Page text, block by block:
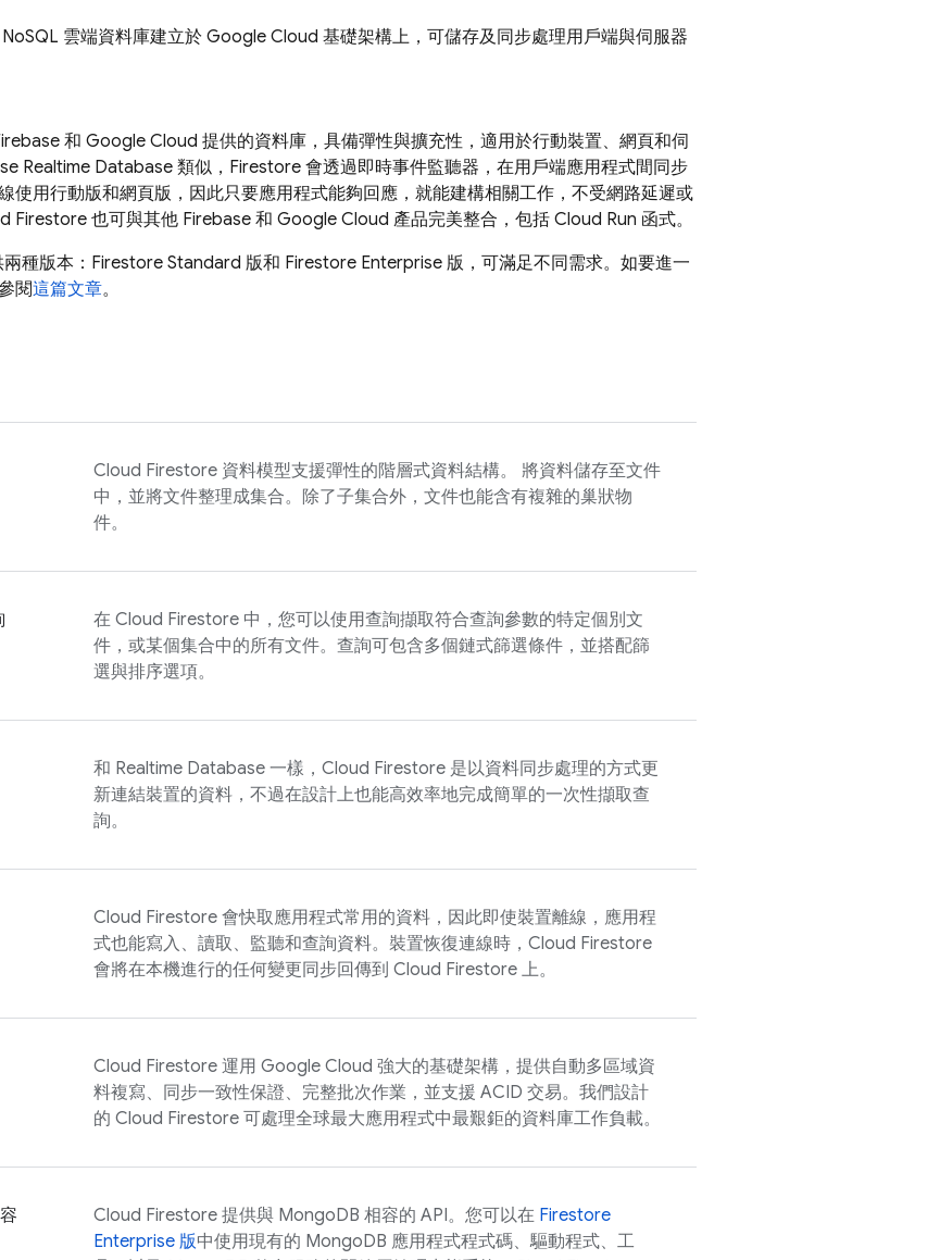
雲端資料庫建立於Google Cloud 基礎架構上，可儲存及同步處理用戶端與伺服器
和 Google Cloud 提供的資料庫，具備彈性與擴充性，適用於行動裝置、網頁和伺
Realtime Database 類似，Firestore 會透過即時事件監聽器，在用戶端應用程式間同步
使用行動版和網頁版，因此只要應用程式能夠回應，就能建構相關工作，不受網路延遲或
Firestore 也可與其他 Firebase 和 Google Cloud 產品完美整合，包括 Cloud Run 函式。
兩種版本：Firestore Standard 版和 Firestore Enterprise 版，可滿足不同需求。如要進一
閱這篇文章。
Cloud Firestore 資料模型支援彈性的階層式資料結構。 將資料儲存至文件
中，並將文件整理成集合。除了子集合外，文件也能含有複雜的巢狀物
件。
在 Cloud Firestore 中，您可以使用查詢擷取符合查詢參數的特定個別文
件，或某個集合中的所有文件。查詢可包含多個鏈式篩選條件，並搭配篩
選與排序選項。
和 Realtime Database 一樣， Cloud Firestore 是以資料同步處理的方式更
新連結裝置的資料，不過在設計上也能高效率地完成簡單的一次性擷取查
詢。
Cloud Firestore 會快取應用程式常用的資料，因此即使裝置離線，應用程
式也能寫入、讀取、監聽和查詢資料。裝置恢復連線時， Cloud Firestore
會將在本機進行的任何變更同步回傳到 Cloud Firestore 上。
Cloud Firestore 運用 Google Cloud 強大的基礎架構，提供自動多區域資
料複寫、同步一致性保證、完整批次作業，並支援 ACID 交易。我們設計
的 Cloud Firestore 可處理全球最大應用程式中最艱鉅的資料庫工作負載。
Cloud Firestore 提供與 MongoDB 相容的 API。您可以在 Firestore
Enterprise 版中使用現有的 MongoDB 應用程式程式碼、驅動程式、工